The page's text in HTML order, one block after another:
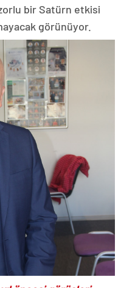
bir Satürn etkisi
görünüyor.